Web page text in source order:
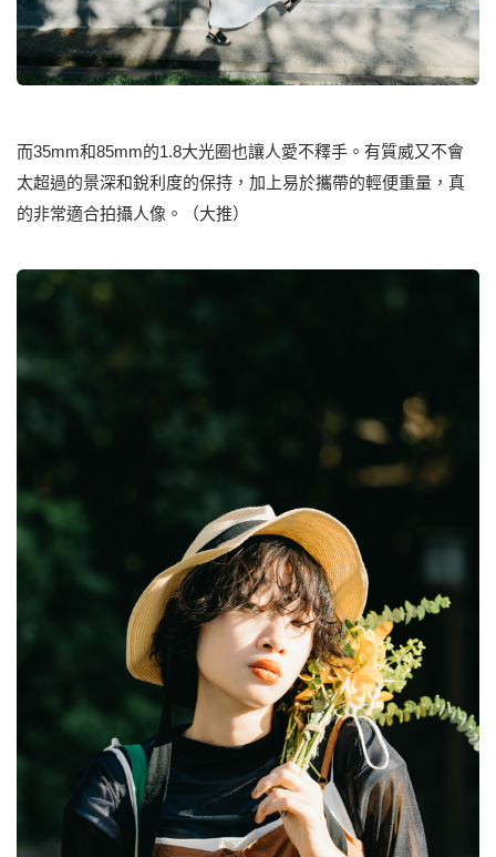
⽽35mm和85mm的1.8⼤光圈也讓⼈愛不釋⼿。有質威⼜不會
太超過的景深和銳利度的保持，加上易於攜帶的輕便重量，真
的非常適合拍攝⼈像。（⼤推）